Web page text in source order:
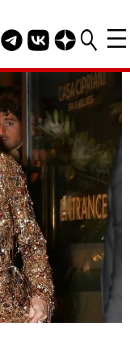
Telegram канал
Группа HELLO
Канал